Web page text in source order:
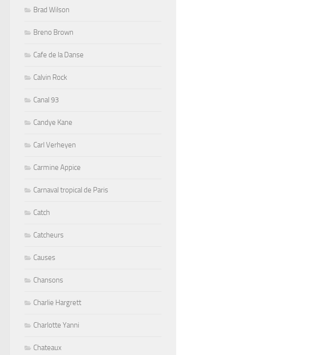
Brad Wilson
Breno Brown
Cafe de la Danse
Calvin Rock
Canal 93
Candye Kane
Carl Verheyen
Carmine Appice
Carnaval tropical de Paris
Catch
Catcheurs
Causes
Chansons
Charlie Hargrett
Charlotte Yanni
Chateaux